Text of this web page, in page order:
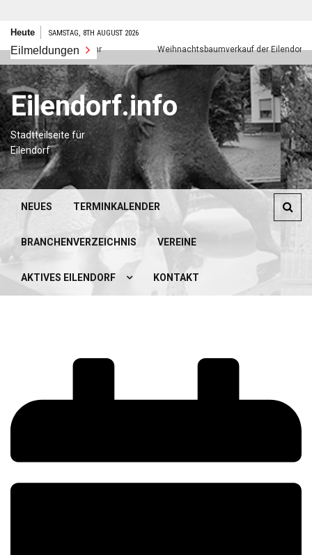
Zum
springen
Heute SAMSTAG, 8TH AUGUST 2026
Eilmeldungen
Frohes neues Jahr Weihnachtsbaumverkauf der Eilendorfer
Eilendorf.info
Stadtteilseite für
Eilendorf
NEUES TERMINKALENDER
BRANCHENVERZEICHNIS VEREINE
AKTIVES EILENDORF KONTAKT